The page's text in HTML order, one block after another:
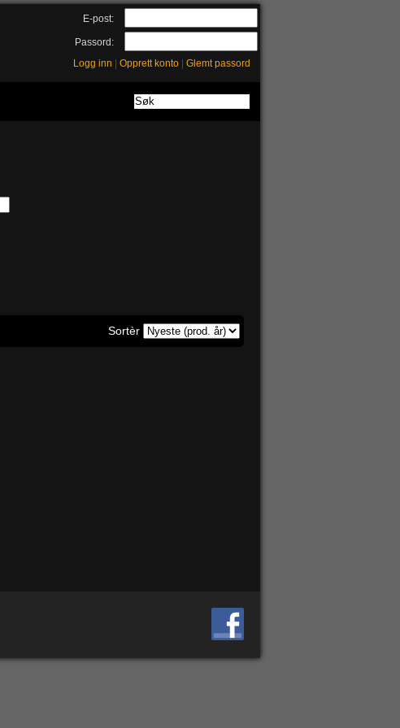
E-post:
Passord:
Logg inn
Opprett konto Glemt passord
Sortèr